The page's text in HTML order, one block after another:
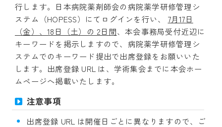
行します。日本病院薬剤師会の病院薬学研修管理シ
ステム（HOPESS）にてログインを行い、 7月17日
（金）、18日（土）の 2日間、本会事務局受付近辺に
キーワードを掲示しますので、病院薬学研修管理シ
ステムでのキーワード提出で出席登録をお願いいた
します。出席登録 URL は、学術集会までに本会ホー
ムページへ掲載いたします。
注意事項
出席登録 URL は開催日ごとに異なりますので、ご